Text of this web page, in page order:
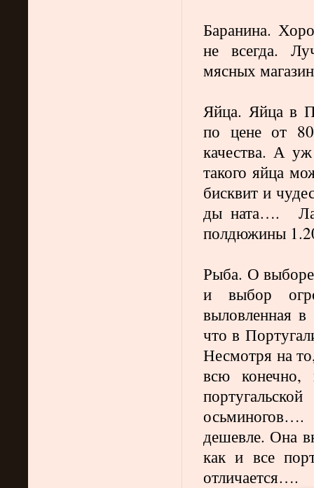
Баранина.
не всегда.
мясных
Яйца. Яйца в
по цене от
качества. А
такого яйца
бисквит и
ды ната….
полдюжины
Рыба. О
и выбор
выловленная в
что в
Несмотря на
всю
дешевле. Она
как и все
отличается….